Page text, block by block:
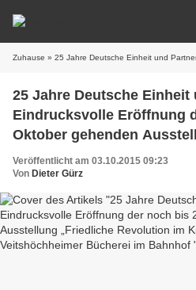
Zuhause » 25 Jahre Deutsche Einheit und Partnerschaft - Eindrucksvolle Eröffnung der noch bis 24. Oktober
25 Jahre Deutsche
Eindrucksvolle Eröffnung
Oktober gehenden
Revolution im Kreis
Veitshöchheimer Bücherei
Veröffentlicht am 03.10.2015 09:23
Von Dieter Gürz